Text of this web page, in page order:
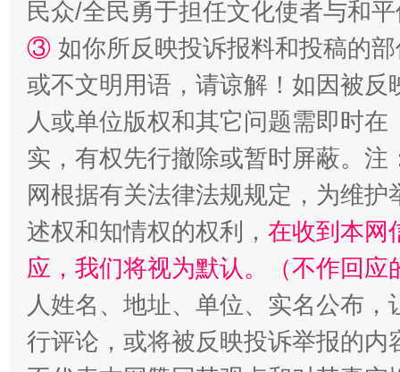
扯下公款旅游的“隐身衣” 如何以
民众/全民勇于担任文化使者与和
③ 如你所反映投诉报料和投稿的
或不文明用语，请谅解！如因被
人或单位版权和其它问题需即时在
实，有权先行撤除或暂时屏蔽。
网根据有关法律法规规定，为维
述权和知情权的权利， 在收到本网
应，我们将视为默认。（不作回应
人姓名、地址、单位、实名公布
行评论，或将被反映投诉举报的